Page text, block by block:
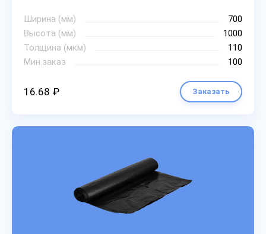
Ширина (мм)
700
Высота (мм)
1000
Толщина (мкм)
110
Мин.заказ
100
16.68 ₽ Заказать